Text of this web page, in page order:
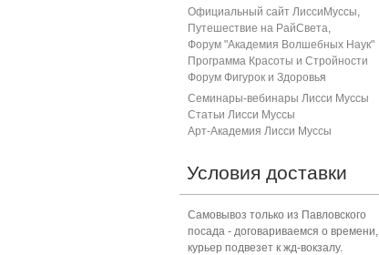
Официальный сайт ЛиссиМуссы,
Путешествие на РайСвета,
Форум "Академия Волшебных Наук"
Программа Красоты и Стройности
Форум Фигурок и Здоровья
Семинары-вебинары Лисси Муссы
Статьи Лисси Муссы
Арт-Академия Лисси Муссы
Условия доставки
Самовывоз только из Павловского
посада - договариваемся о времени,
курьер подвезет к жд-вокзалу.